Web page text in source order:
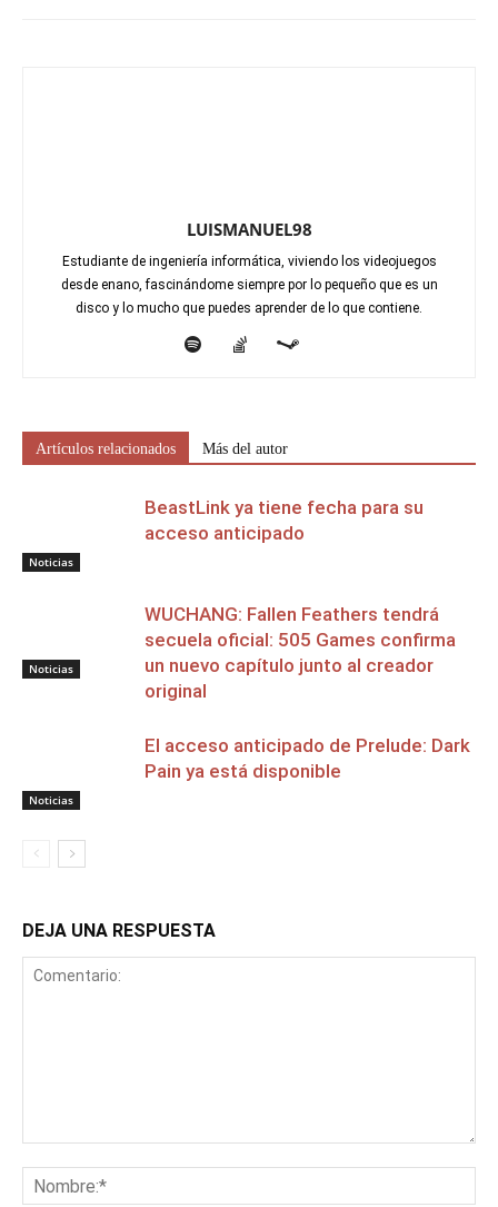
LUISMANUEL98
Estudiante de ingeniería informática, viviendo los videojuegos
desde enano, fascinándome siempre por lo pequeño que es un
disco y lo mucho que puedes aprender de lo que contiene.
Artículos relacionados Más del autor
Noticias
BeastLink ya tiene fecha para su
acceso anticipado
Noticias
WUCHANG: Fallen Feathers tendrá
secuela oficial: 505 Games confirma
un nuevo capítulo junto al creador
original
Noticias
El acceso anticipado de Prelude: Dark
Pain ya está disponible
DEJA UNA RESPUESTA